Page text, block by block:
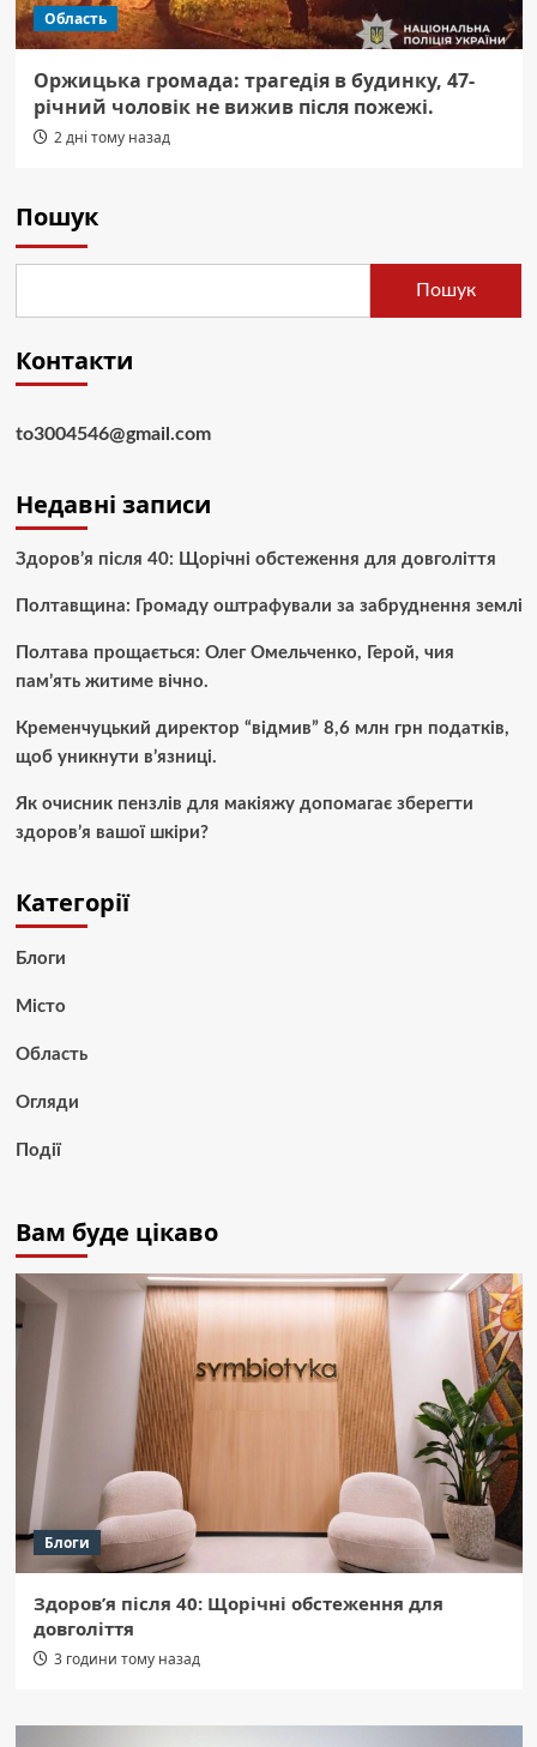
Область
Оржицька громада: трагедія в будинку, 47-
річний чоловік не вижив після пожежі.
2 дні тому назад
Пошук
Пошук
Контакти
to3004546@gmail.com
Недавні записи
Здоров’я після 40: Щорічні обстеження для довголіття
Полтавщина: Громаду оштрафували за забруднення землі
Полтава прощається: Олег Омельченко, Герой, чия
пам’ять житиме вічно.
Кременчуцький директор “відмив” 8,6 млн грн податків,
щоб уникнути в’язниці.
Як очисник пензлів для макіяжу допомагає зберегти
здоров’я вашої шкіри?
Категорії
Блоги
Місто
Область
Огляди
Події
Вам буде цікаво
Блоги
Здоров’я після 40: Щорічні обстеження для
довголіття
3 години тому назад